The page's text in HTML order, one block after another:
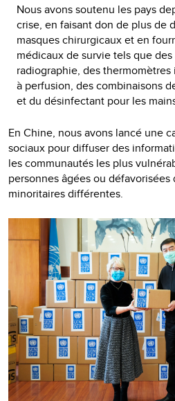
Nous avons soutenu les pays
crise, en faisant don de plus de
masques chirurgicaux et en
médicaux de survie tels que
radiographie, des
à perfusion, des combinaisons
et du désinfectant pour les
En Chine, nous avons lancé une
sociaux pour diffuser des
les communautés les plus
personnes âgées ou
minoritaires différentes.